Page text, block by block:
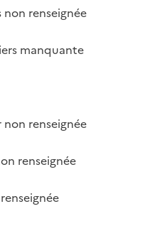
renseignée
manquante
renseignée
renseignée